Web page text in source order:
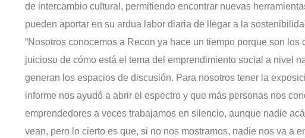
de intercambio cultural, permitiendo encontrar nuevas
pueden aportar en su ardua labor diaria de llegar a la
“Nosotros conocemos a Recon ya hace un tiempo porque son los
juicioso de cómo está el tema del emprendimiento social a nivel
generan los espacios de discusión. Para nosotros tener la
informe nos ayudó a abrir el espectro y que más personas nos
emprendedores a veces trabajamos en silencio, aunque nadie
vean, pero lo cierto es que, si no nos mostramos, nadie nos va a